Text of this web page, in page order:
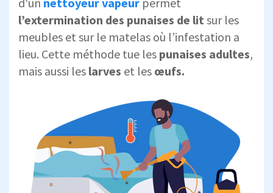
l’extermination des punaises de lit sur les
meubles et sur le matelas où l’infestation a
lieu. Cette méthode tue les punaises adultes,
mais aussi les larves et les œufs.